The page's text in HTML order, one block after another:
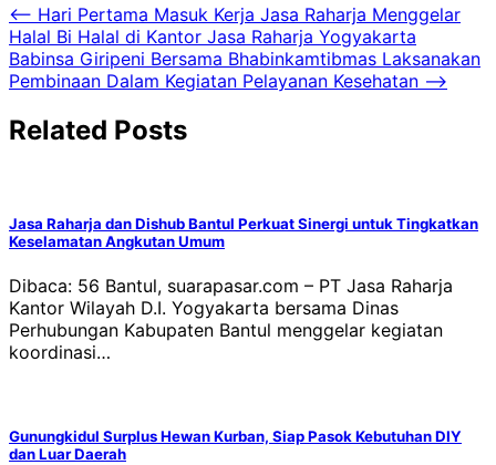
Navigasi
pos
⟵ Hari Pertama Masuk Kerja Jasa Raharja Menggelar
Halal Bi Halal di Kantor Jasa Raharja Yogyakarta
Babinsa Giripeni Bersama Bhabinkamtibmas Laksanakan
Pembinaan Dalam Kegiatan Pelayanan Kesehatan ⟶
Related Posts
Jasa Raharja dan Dishub Bantul Perkuat Sinergi untuk Tingkatkan
Keselamatan Angkutan Umum
Dibaca: 56 Bantul, suarapasar.com – PT Jasa Raharja
Kantor Wilayah D.I. Yogyakarta bersama Dinas
Perhubungan Kabupaten Bantul menggelar kegiatan
koordinasi…
Gunungkidul Surplus Hewan Kurban, Siap Pasok Kebutuhan DIY
dan Luar Daerah